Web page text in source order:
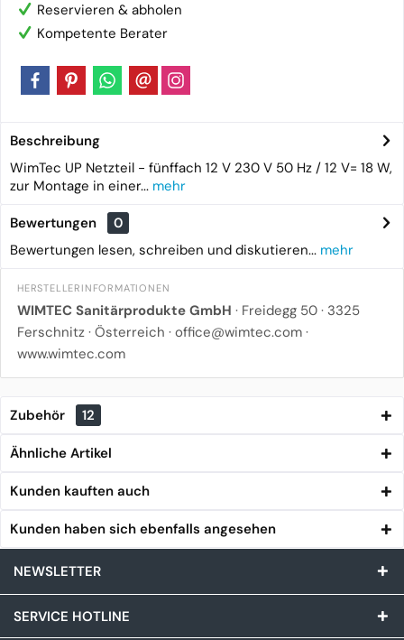
Reservieren & abholen
Kompetente Berater
Beschreibung
WimTec UP Netzteil - fünffach 12 V 230 V 50 Hz / 12 V= 18 W,
zur Montage in einer... mehr
Bewertungen
0
Bewertungen lesen, schreiben und diskutieren... mehr
HERSTELLERINFORMATIONEN
WIMTEC Sanitärprodukte GmbH · Freidegg 50 · 3325
Ferschnitz · Österreich · office@wimtec.com ·
www.wimtec.com
Zubehör 12
Ähnliche Artikel
Kunden kauften auch
Kunden haben sich ebenfalls angesehen
NEWSLETTER
SERVICE HOTLINE